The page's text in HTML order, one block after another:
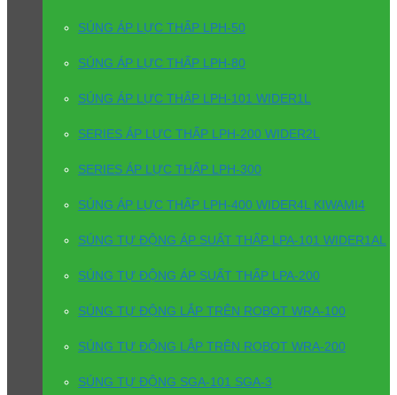
SÚNG ÁP LỰC THẤP LPH-50
SÚNG ÁP LỰC THẤP LPH-80
SÚNG ÁP LỰC THẤP LPH-101 WIDER1L
SERIES ÁP LỰC THẤP LPH-200 WIDER2L
SERIES ÁP LỰC THẤP LPH-300
SÚNG ÁP LỰC THẤP LPH-400 WIDER4L KIWAMI4
SÚNG TỰ ĐỘNG ÁP SUẤT THẤP LPA-101 WIDER1AL
SÚNG TỰ ĐỘNG ÁP SUẤT THẤP LPA-200
SÚNG TỰ ĐỘNG LẮP TRÊN ROBOT WRA-100
SÚNG TỰ ĐỘNG LẮP TRÊN ROBOT WRA-200
SÚNG TỰ ĐỘNG SGA-101 SGA-3